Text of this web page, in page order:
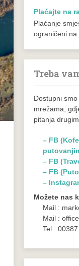
Plaćajte na
Plaćanje
ograničeni na
Treba
Dostupni
mrežama,
pitanja
– FB
– FB
– FB
–
Možete nas
Mail :
Mail :
Tel.: